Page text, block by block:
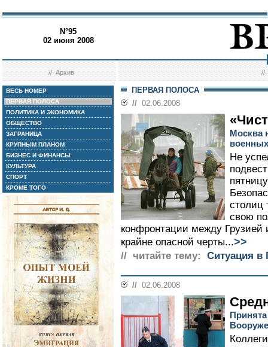
N°95
02 июня 2008
//Архив //
ВЕСЬ НОМЕР
ПЕРВАЯ ПОЛОСА
ПОЛИТИКА И ЭКОНОМИКА
ОБЩЕСТВО
ЗАГРАНИЦА
КРУПНЫМ ПЛАНОМ
БИЗНЕС И ФИНАНСЫ
КУЛЬТУРА
СПОРТ
КРОМЕ ТОГО
ПЕРВАЯ ПОЛОСА
// 02.06.2008
Москва
военных
Не
столиц
свою
конфронтации между Грузией
крайне опасной черты...>>
// читайте тему: Ситуация в
// 02.06.2008
Принята